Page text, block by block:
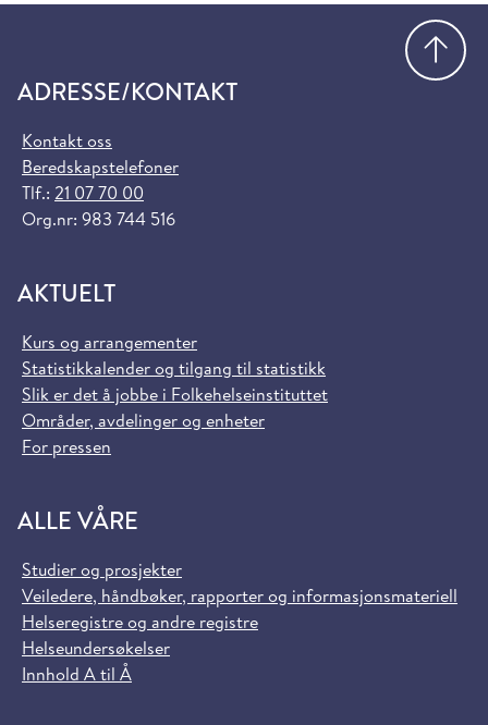
ADRESSE/KONTAKT
Kontakt oss
Beredskapstelefoner
Tlf.: 21 07 70 00
Org.nr: 983 744 516
AKTUELT
Kurs og arrangementer
Statistikkalender og tilgang til statistikk
Slik er det å jobbe i Folkehelseinstituttet
Områder, avdelinger og enheter
For pressen
ALLE VÅRE
Studier og prosjekter
Veiledere, håndbøker, rapporter og informasjonsmateriell
Helseregistre og andre registre
Helseundersøkelser
Innhold A til Å